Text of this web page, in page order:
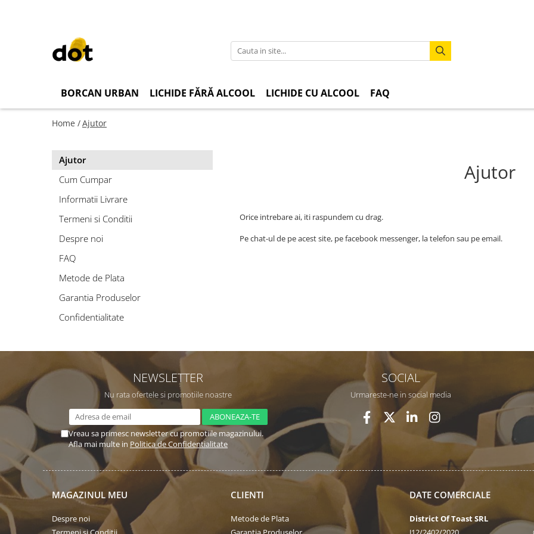
BORCAN URBAN LICHIDE FĂRĂ ALCOOL LICHIDE CU ALCOOL FAQ
Home /Ajutor
Ajutor
Orice intrebare ai, iti raspundem cu drag.
Pe chat-ul de pe acest site, pe facebook messenger, la telefon sau pe email.
Ajutor
Cum Cumpar
Informatii Livrare
Termeni si Conditii
Despre noi
FAQ
Metode de Plata
Garantia Produselor
Confidentialitate
NEWSLETTER
Nu rata ofertele si promotiile noastre
Vreau sa primesc newsletter cu promotiile magazinului.
Afla mai multe in Politica de Confidentialitate
SOCIAL
Urmareste-ne in social media
MAGAZINUL MEU
Despre noi
CLIENTI
Metode de Plata
DATE COMERCIALE
District Of Toast SRL